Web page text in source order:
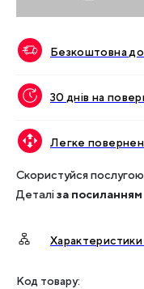
Безкоштовна
30 днів на
Легке
Скористуйся
Деталіза посиланням
Код товару: